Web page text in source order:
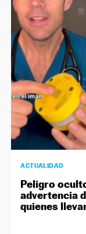
NEWSLETTER
SÍGUENOS
ACTUALIDAD
Peligro
advertencia
quienes